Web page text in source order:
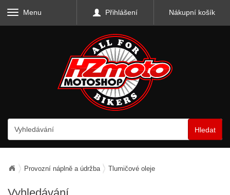
Menu Přihlášení Nákupní košík
Hledat
Provozní náplně a údržba Tlumičové oleje